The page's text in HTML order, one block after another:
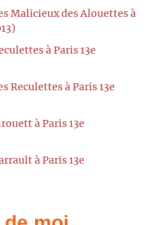
Malicieux des Alouettes à
à Paris 13e
Reculettes à Paris 13e
à Paris 13e
à Paris 13e